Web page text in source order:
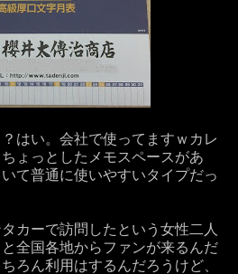
はい。会社で使ってますｗカレ
ょっとしたメモスペースがあ
て普通に使いやすいタイプだっ
カーで訪問したという女性二人
全国各地からファンが来るんだ
ろん利用はするんだろうけど、